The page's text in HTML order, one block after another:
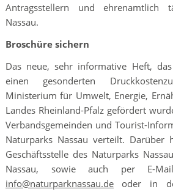
Antragsstellern und ehrenamtlich
Nassau.
Broschüre sichern
Das neue, sehr informative Heft,
einen gesonderten
Ministerium für Umwelt, Energie,
Landes Rheinland-Pfalz gefördert
Verbandsgemeinden und Tourist-
Naturparks Nassau verteilt. Darüber
Geschäftsstelle des Naturparks
Nassau, sowie auch per E-
info@naturparknassau.deoder in